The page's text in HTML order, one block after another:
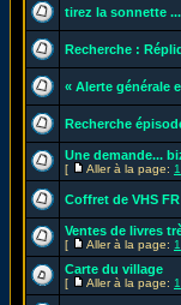
tirez la sonnette ...
Recherche :
« Alerte générale
Recherche
Une demande...
[ Aller à la page: 1
Coffret de VHS
Ventes de livres
[ Aller à la page: 1
Carte du village
[ Aller à la page: 1